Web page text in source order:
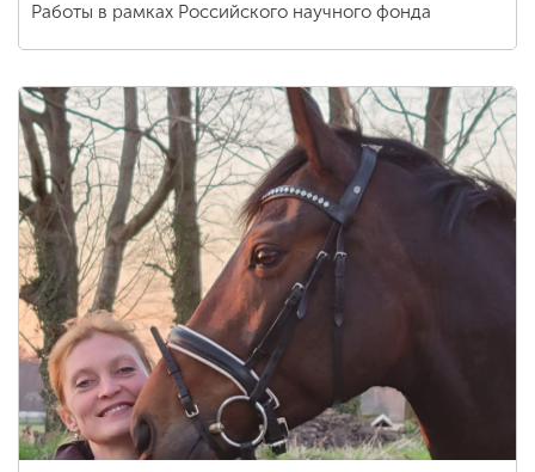
Работы в рамках Российского научного фонда